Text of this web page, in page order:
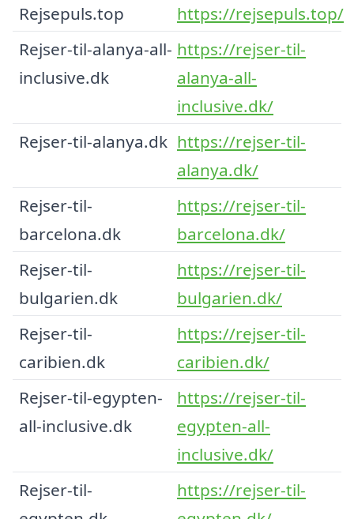
Rejsepuls.top
https://rejsepuls.top/
Rejser-til-alanya-all-
inclusive.dk
https://rejser-til-
alanya-all-
inclusive.dk/
Rejser-til-alanya.dk https://rejser-til-
alanya.dk/
Rejser-til-
barcelona.dk
https://rejser-til-
barcelona.dk/
Rejser-til-
bulgarien.dk
https://rejser-til-
bulgarien.dk/
Rejser-til-
caribien.dk
https://rejser-til-
caribien.dk/
Rejser-til-egypten-
all-inclusive.dk
https://rejser-til-
egypten-all-
inclusive.dk/
Rejser-til-
https://rejser-til-